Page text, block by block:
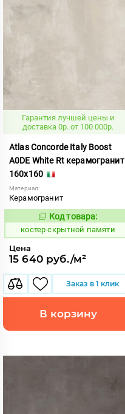
Гарантия лучшей цены и
доставка 0р. от 100 000р.
Atlas Concorde Italy Boost
A0DE White Rt керамогранит
160x160
Материал:
Керамогранит
808193
Код товара:
костер скрытной памяти
Цена
15 640 руб./м²
Заказ в 1 клик
В корзину